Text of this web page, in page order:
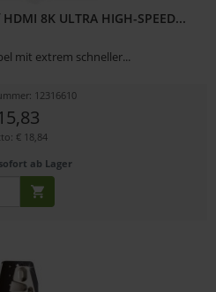
8K ULTRA HIGH-SPEED...
mit extrem schneller...
12316610
€ 18,84
sofort ab Lager